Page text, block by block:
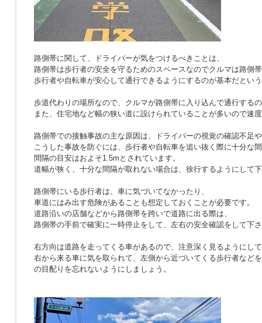
路側帯に関して、ドライバーが気をつけるべきことは、
路側帯は歩行者の安全を守るためのスペースなのでクルマは路側
歩行者や自転車が安心して通行できるようにするのが基本だとい
歩道代わりの場所なので、クルマが路側帯に入り込んで通行する
また、住宅地など幅の狭い道に設けられていることが多いので速
路側帯での接触事故の主な原因は、ドライバーの視覚の確認不足
こうした事故を防ぐには、歩行者や自転車を追い抜く際に十分な
間隔の目安はおよそ1.5mとされています。
道幅が狭く、十分な間隔が取れない場合は、徐行するようにして
路側帯にいる歩行者は、車に気づいてなかったり、
車道にはみ出す危険があることも想定しておくことが必要です。
道路沿いの店舗などから路側帯を跨いで道路に出る際は、
路側帯の手前で確実に一時停止をして、左右の安全確認をして下
右方向は道路を走ってくる車があるので、注意深く見るようにし
右から来る車に気を取られて、左側から近づいてくる歩行者など
の目配りを忘れないようにしましょう。